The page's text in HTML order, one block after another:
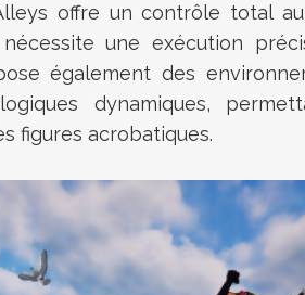
offre un contrôle total au
une exécution
également des
dynamiques,
figures acrobatiques.